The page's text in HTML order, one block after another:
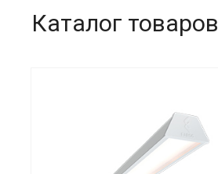
Каталог товаров